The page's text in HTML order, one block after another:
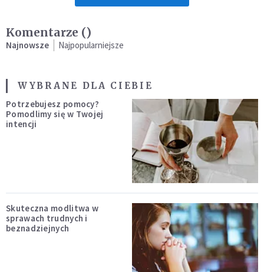
Komentarze ()
Najnowsze Najpopularniejsze
WYBRANE DLA CIEBIE
Potrzebujesz pomocy?
Pomodlimy się w Twojej
intencji
Skuteczna modlitwa w
sprawach trudnych i
beznadziejnych